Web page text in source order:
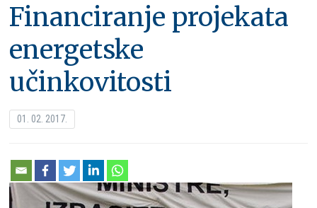
Financiranje projekata
energetske
učinkovitosti
01. 02. 2017.